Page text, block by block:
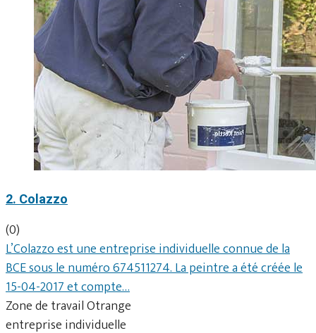
2. Colazzo
(0)
L’Colazzo est une entreprise individuelle connue de la
BCE sous le numéro 674511274. La peintre a été créée le
15-04-2017 et compte…
Zone de travail Otrange
entreprise individuelle